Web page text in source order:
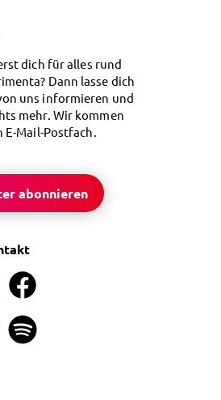
dich für alles rund
Dann lasse dich
uns informieren und
mehr. Wir kommen
E-Mail-Postfach.
abonnieren